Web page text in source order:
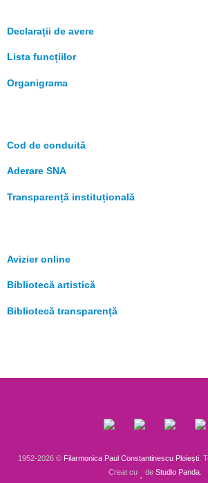
Declarații de avere
Lista funcțiilor
Organigrama
Cod de conduită
Aderare SNA
Transparență instituțională
Avizier online
Bibliotecă artistică
Bibliotecă transparență
1952-2026 © Filarmonica Paul Constantinescu Ploiești .
Creat cu
de Studio Panda.